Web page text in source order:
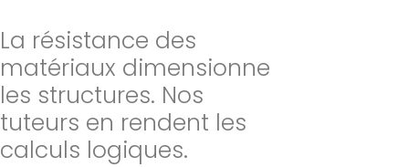
La résistance des
matériaux dimensionne
les structures. Nos
tuteurs en rendent les
calculs logiques.